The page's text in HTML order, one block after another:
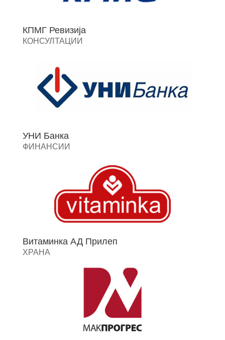
КПМГ Ревизија
КОНСУЛТАЦИИ
УНИ Банка
ФИНАНСИИ
Витаминка АД Прилеп
ХРАНА